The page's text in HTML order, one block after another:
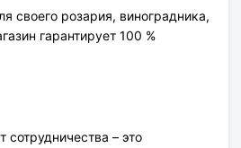
своего розария, виноградника,
гарантирует 100 %
– это